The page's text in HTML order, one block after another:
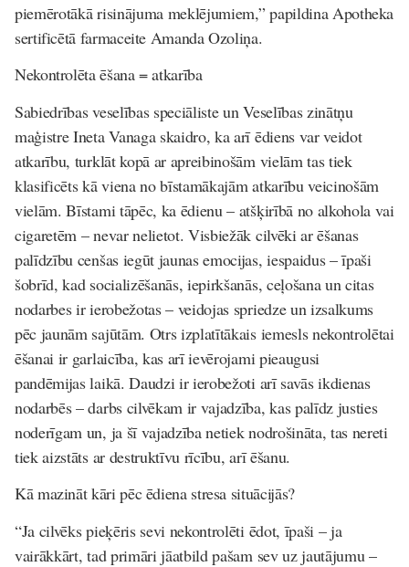
piemērotākā risinājuma meklējumiem,” papildina Apotheka
sertificētā farmaceite Amanda Ozoliņa.
Nekontrolēta ēšana = atkarība
Sabiedrības veselības speciāliste un Veselības zinātņu
maģistre Ineta Vanaga skaidro, ka arī ēdiens var veidot
atkarību, turklāt kopā ar apreibinošām vielām tas tiek
klasificēts kā viena no bīstamākajām atkarību veicinošām
vielām. Bīstami tāpēc, ka ēdienu – atšķirībā no alkohola vai
cigaretēm – nevar nelietot. Visbiežāk cilvēki ar ēšanas
palīdzību cenšas iegūt jaunas emocijas, iespaidus – īpaši
šobrīd, kad socializēšanās, iepirkšanās, ceļošana un citas
nodarbes ir ierobežotas – veidojas spriedze un izsalkums
pēc jaunām sajūtām. Otrs izplatītākais iemesls nekontrolētai
ēšanai ir garlaicība, kas arī ievērojami pieaugusi
pandēmijas laikā. Daudzi ir ierobežoti arī savās ikdienas
nodarbēs – darbs cilvēkam ir vajadzība, kas palīdz justies
noderīgam un, ja šī vajadzība netiek nodrošināta, tas nereti
tiek aizstāts ar destruktīvu rīcību, arī ēšanu.
Kā mazināt kāri pēc ēdiena stresa situācijās?
“Ja cilvēks pieķēris sevi nekontrolēti ēdot, īpaši – ja
vairākkārt, tad primāri jāatbild pašam sev uz jautājumu –